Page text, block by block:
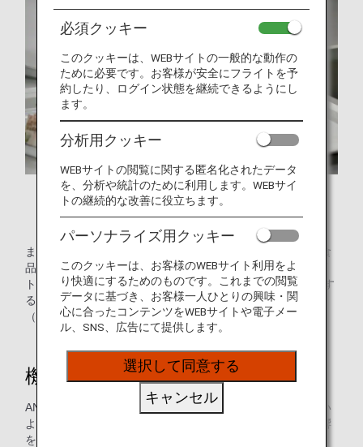
「食品ロス」とは？
まだ食べられるのに、捨てられてしまう食べ物のことを「食
品ロス」といいます。この「食品ロス」が日本では約600万
トン（2018年度推計値）あります。国民一人当たりに換算す
ると毎日お茶碗1杯分の食糧を捨てていることになります。
（農水省HP参照）
機内食のムダを減らす
ANAは、飛行機に搭載する機内食がなるべく無駄にならない
よう様々な工夫をしています。具体的には、定時運航に影響
を及ぼさない範囲で、出発時間の直前まで予約数を確認し、
必須クッキー
このクッキーは、WEBサイトの一般的な動作の
ために必要です。お客様が安全にフライトを予
約したり、ログイン状態を継続できるようにし
ます。
分析用クッキー
WEBサイトの閲覧に関する匿名化されたデータ
を、分析や統計のために利用します。WEBサイ
トの継続的な改善に役立ちます。
パーソナライズ用クッキー
このクッキーは、お客様のWEBサイト利用をよ
り快適にするためのものです。これまでの閲覧
データに基づき、お客様一人ひとりの興味・関
心に合ったコンテンツをWEBサイトや電子メー
ル、SNS、広告にて提供します。
選択して同意する
キャンセル